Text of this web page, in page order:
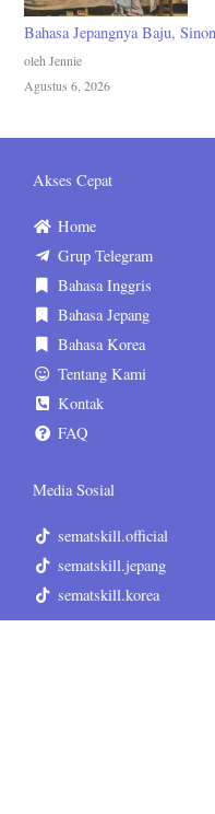
Bahasa Jepangnya Baju,
oleh Jennie
Agustus 6, 2026
Akses Cepat
Home
Grup Telegram
Bahasa Inggris
Bahasa Jepang
Bahasa Korea
Tentang Kami
Kontak
FAQ
Media Sosial
sematskill.official
sematskill.jepang
sematskill.korea